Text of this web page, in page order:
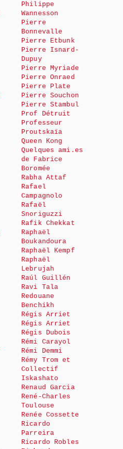
Philippe
Wannesson
Pierre
Bonnevalle
Pierre Etbunk
Pierre Isnard-
Dupuy
Pierre Myriade
Pierre Onraed
Pierre Plate
Pierre Souchon
Pierre Stambul
Prof Détruit
Professeur
Proutskaïa
Queen Kong
Quelques ami.es
de Fabrice
Boromée
Rabha Attaf
Rafael
Campagnolo
Rafaël
Snoriguzzi
Rafik Chekkat
Raphaël
Boukandoura
Raphaël Kempf
Raphaël
Lebrujah
Raúl Guillén
Ravi Tala
Redouane
Benchikh
Régis Arriet
Régis Arriet
Régis Dubois
Rémi Carayol
Rémi Demmi
Rémy Trom et
Collectif
Iskashato
Renaud Garcia
René-Charles
Toulouse
Renée Cossette
Ricardo
Parreira
Ricardo Robles